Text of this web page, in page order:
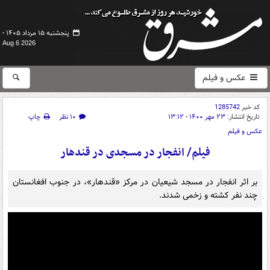
پنجشنبه ۱۵ مرداد ۱۴۰۵ -
Aug 6 2026
عکس و فیلم
کد خبر1285742
تاریخ انتشار: ۲۳ مهر ۱۴۰۰ - ۱۳:۱۲ ۱۰ نظر
چاپ
عکس و فیلم
فیلم/ انفجار در مسجدی در قندهار
بر اثر انفجار در مسجد شیعیان در مرکز «قندهار»، در جنوب افغانستان
چند نفر کشته و زخمی شدند.